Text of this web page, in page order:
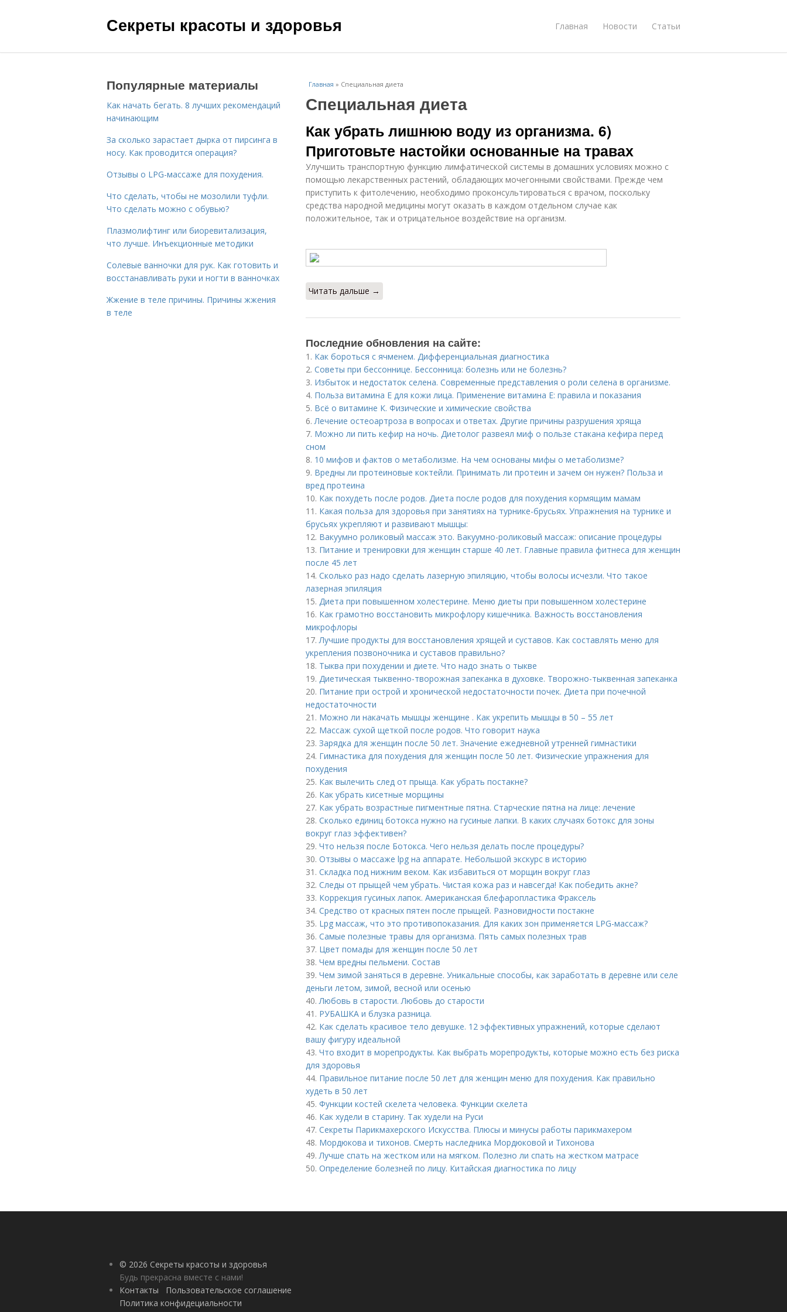
Секреты красоты и здоровья Главная Новости Статьи
Главная » Специальная диета
Специальная диета
Как убрать лишнюю воду из организма. 6)
Приготовьте настойки основанные на травах
Улучшить транспортную функцию лимфатической системы в домашних условиях можно с
помощью лекарственных растений, обладающих мочегонными свойствами. Прежде чем
приступить к фитолечению, необходимо проконсультироваться с врачом, поскольку
средства народной медицины могут оказать в каждом отдельном случае как
положительное, так и отрицательное воздействие на организм.
Читать дальше →
Последние обновления на сайте:
1. Как бороться с ячменем. Дифференциальная диагностика
2. Советы при бессоннице. Бессонница: болезнь или не болезнь?
3. Избыток и недостаток селена. Современные представления о роли селена в организме.
4. Польза витамина Е для кожи лица. Применение витамина E: правила и показания
5. Всё о витамине К. Физические и химические свойства
6.Лечение остеоартроза в вопросах и ответах. Другие причины разрушения хряща
7. Можно ли пить кефир на ночь. Диетолог развеял миф о пользе стакана кефира перед
сном
8. 10 мифов и фактов о метаболизме. На чем основаны мифы о метаболизме?
9. Вредны ли протеиновые коктейли. Принимать ли протеин и зачем он нужен? Польза и
вред протеина
10. Как похудеть после родов. Диета после родов для похудения кормящим мамам
11. Какая польза для здоровья при занятиях на турнике-брусьях. Упражнения на турнике и
брусьях укрепляют и развивают мышцы:
12. Вакуумно роликовый массаж это. Вакуумно-роликовый массаж: описание процедуры
13. Питание и тренировки для женщин старше 40 лет. Главные правила фитнеса для женщин
после 45 лет
14. Сколько раз надо сделать лазерную эпиляцию, чтобы волосы исчезли. Что такое
лазерная эпиляция
15. Диета при повышенном холестерине. Меню диеты при повышенном холестерине
16. Как грамотно восстановить микрофлору кишечника. Важность восстановления
микрофлоры
17.Лучшие продукты для восстановления хрящей и суставов. Как составлять меню для
укрепления позвоночника и суставов правильно?
18. Тыква при похудении и диете. Что надо знать о тыкве
19. Диетическая тыквенно-творожная запеканка в духовке. Творожно-тыквенная запеканка
20. Питание при острой и хронической недостаточности почек. Диета при почечной
недостаточности
21. Можно ли накачать мышцы женщине . Как укрепить мышцы в 50 – 55 лет
22. Массаж сухой щеткой после родов. Что говорит наука
23. Зарядка для женщин после 50 лет. Значение ежедневной утренней гимнастики
24. Гимнастика для похудения для женщин после 50 лет. Физические упражнения для
похудения
25. Как вылечить след от прыща. Как убрать постакне?
26. Как убрать кисетные морщины
27. Как убрать возрастные пигментные пятна. Старческие пятна на лице: лечение
28. Сколько единиц ботокса нужно на гусиные лапки. В каких случаях ботокс для зоны
вокруг глаз эффективен?
29. Что нельзя после Ботокса. Чего нельзя делать после процедуры?
30. Отзывы о массаже lpg на аппарате. Небольшой экскурс в историю
31. Складка под нижним веком. Как избавиться от морщин вокруг глаз
32. Следы от прыщей чем убрать. Чистая кожа раз и навсегда! Как победить акне?
33. Коррекция гусиных лапок. Американская блефаропластика Фраксель
34. Средство от красных пятен после прыщей. Разновидности постакне
35. Lpg массаж, что это противопоказания. Для каких зон применяется LPG-массаж?
36. Самые полезные травы для организма. Пять самых полезных трав
37. Цвет помады для женщин после 50 лет
38. Чем вредны пельмени. Состав
39. Чем зимой заняться в деревне. Уникальные способы, как заработать в деревне или селе
деньги летом, зимой, весной или осенью
40.Любовь в старости. Любовь до старости
41. РУБАШКА и блузка разница.
42. Как сделать красивое тело девушке. 12 эффективных упражнений, которые сделают
вашу фигуру идеальной
43. Что входит в морепродукты. Как выбрать морепродукты, которые можно есть без риска
для здоровья
44. Правильное питание после 50 лет для женщин меню для похудения. Как правильно
худеть в 50 лет
45. Функции костей скелета человека. Функции скелета
46. Как худели в старину. Так худели на Руси
47. Секреты Парикмахерского Искусства. Плюсы и минусы работы парикмахером
48. Мордюкова и тихонов. Смерть наследника Мордюковой и Тихонова
49.Лучше спать на жестком или на мягком. Полезно ли спать на жестком матрасе
50. Определение болезней по лицу. Китайская диагностика по лицу
Популярные материалы
Как начать бегать. 8 лучших рекомендаций
начинающим
За сколько зарастает дырка от пирсинга в
носу. Как проводится операция?
Отзывы о LPG-массаже для похудения.
Что сделать, чтобы не мозолили туфли.
Что сделать можно с обувью?
Плазмолифтинг или биоревитализация,
что лучше. Инъекционные методики
Солевые ванночки для рук. Как готовить и
восстанавливать руки и ногти в ванночках
Жжение в теле причины. Причины жжения
в теле
© 2026 Секреты красоты и здоровья
Будь прекрасна вместе с нами!
Контакты
Пользовательское соглашение
Политика конфидециальности